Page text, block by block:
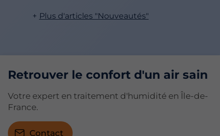
Plus d'articles "Nouveautés"
Retrouver le confort d'un air sain
Votre expert en traitement d'humidité en Île-de-
France.
Contact